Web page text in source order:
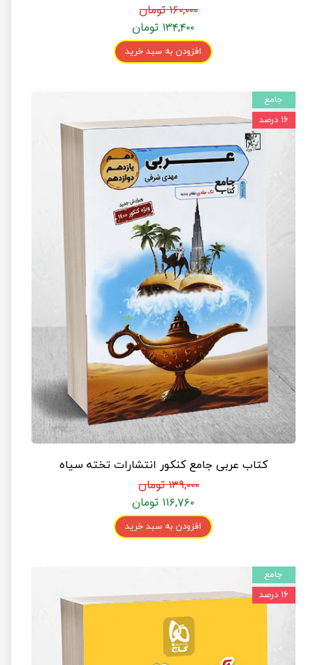
۱۶۰,۰۰۰ تومان
۱۳۴,۴۰۰ تومان
افزودن به سبد خرید
کتاب عربی جامع کنکور انتشارات تخته سیاه
۱۳۹,۰۰۰ تومان
۱۱۶,۷۶۰ تومان
افزودن به سبد خرید
جامع
۱۶ درصد
جامع
۱۶ درصد